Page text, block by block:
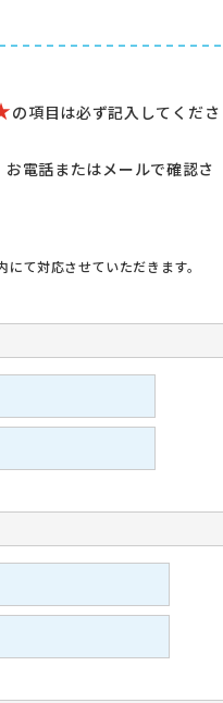
の項目は必ず記入してくださ
電話またはメールで確認さ
て対応させていただきます。